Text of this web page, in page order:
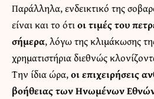
Παράλληλα, ενδεικτικό της
είναι και το ότιοι τιμές του
σήμερα, λόγω της κλιμάκωσης
χρηματιστήρια διεθνώς
Την ίδια ώρα,οι επιχειρήσεις
βοήθειας των Ηνωμένων